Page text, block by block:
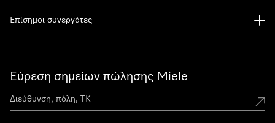
Εύρεση σημείων πώλησης Miele
Επίσημοι συνεργάτες